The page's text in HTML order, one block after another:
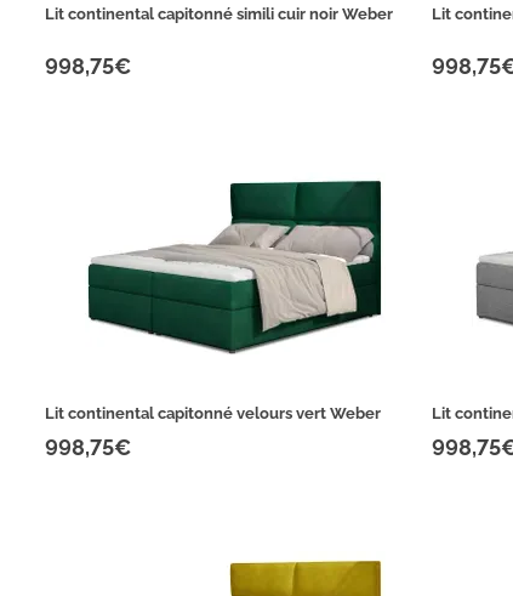
Lit continental capitonné simili cuir noir Weber
998,75€
Lit
Lit continental capitonné velours vert Weber
998,75€
Lit